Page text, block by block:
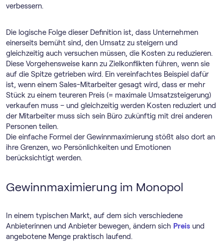
verbessern.
Die logische Folge dieser Definition ist, dass Unternehmen
einerseits bemüht sind, den Umsatz zu steigern und
gleichzeitig auch versuchen müssen, die Kosten zu reduzieren.
Diese Vorgehensweise kann zu Zielkonflikten führen, wenn sie
auf die Spitze getrieben wird. Ein vereinfachtes Beispiel dafür
ist, wenn einem Sales-Mitarbeiter gesagt wird, dass er mehr
Stück zu einem teureren Preis (= maximale Umsatzsteigerung)
verkaufen muss – und gleichzeitig werden Kosten reduziert und
der Mitarbeiter muss sich sein Büro zukünftig mit drei anderen
Personen teilen.
Die einfache Formel der Gewinnmaximierung stößt also dort an
ihre Grenzen, wo Persönlichkeiten und Emotionen
berücksichtigt werden.
Gewinnmaximierung im Monopol
In einem typischen Markt, auf dem sich verschiedene
Anbieterinnen und Anbieter bewegen, ändern sich Preis und
angebotene Menge praktisch laufend.